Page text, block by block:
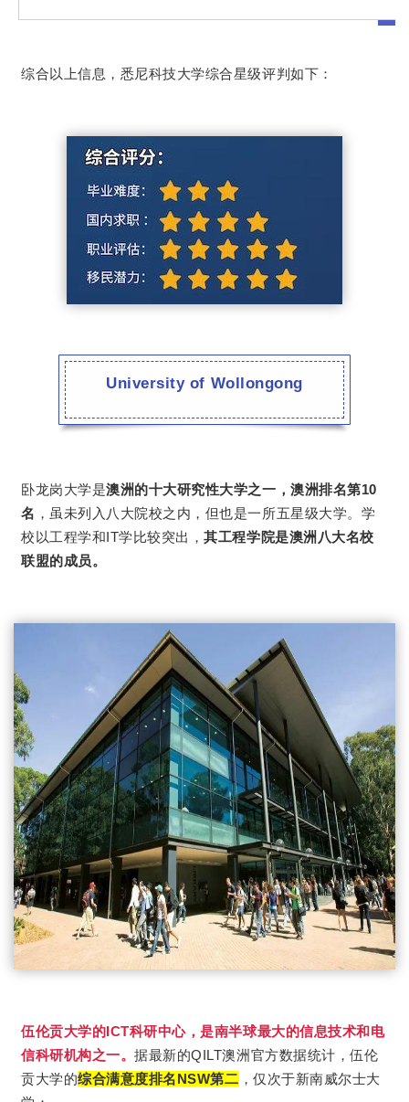
综合以上信息，悉尼科技大学综合星级评判如下：
University of Wollongong
卧龙岗大学是澳洲的十大研究性大学之一，澳洲排名第10
名 ，虽未列入八大院校之内，但也是一所五星级大学。学
校以工程学和IT学比较突出，其工程学院是澳洲八大名校
联盟的成员。
伍伦贡大学的ICT科研中心，是南半球最大的信息技术和电
信科研机构之一。据最新的QILT澳洲官方数据统计，伍伦
贡大学的综合满意度排名NSW第二 ，仅次于新南威尔士大